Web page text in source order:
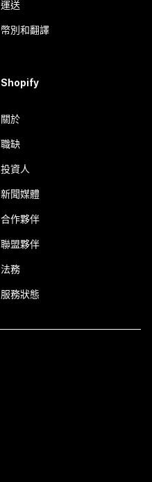
運送
幣別和翻譯
Shopify
關於
職缺
投資人
新聞媒體
合作夥伴
聯盟夥伴
法務
服務狀態